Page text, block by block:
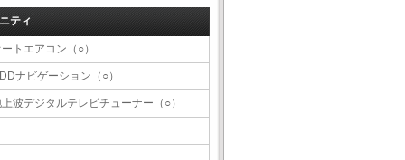
ティ
ートエアコン（○）
ナビゲーション（○）
波デジタルテレビチューナー（○）